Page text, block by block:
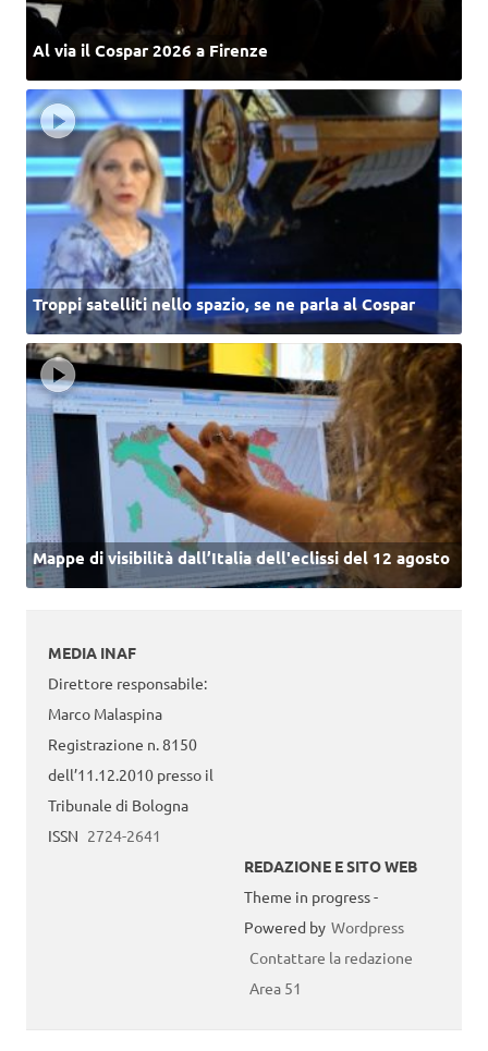
Al via il Cospar 2026 a Firenze
Troppi satelliti nello spazio, se ne parla al Cospar
Mappe di visibilità dall’Italia dell'eclissi del 12 agosto
MEDIA INAF
Direttore responsabile:
Marco Malaspina
Registrazione n. 8150
dell’11.12.2010 presso il
Tribunale di Bologna
ISSN 2724-2641
REDAZIONE E SITO WEB
Theme in progress -
Powered by Wordpress
Contattare la redazione
Area 51